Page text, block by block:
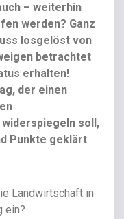
– weiterhin
werden? Ganz
losgelöst von
betrachtet
erhalten!
der einen
soll,
Punkte geklärt
Landwirtschaft in
ein?